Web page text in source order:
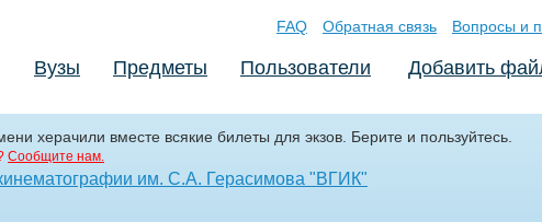
FAQ Обратная связь Вопросы и
Вузы Предметы Пользователи Добавить
херачили вместе всякие билеты для экзов. Берите и пользуйтесь.
Сообщите нам.
им. С.А. Герасимова "ВГИК"